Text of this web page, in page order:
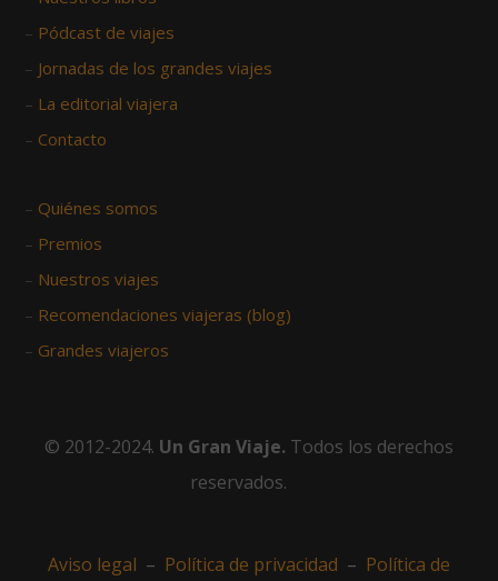
– Pódcast de viajes
– Jornadas de los grandes viajes
– La editorial viajera
– Contacto
– Quiénes somos
– Premios
– Nuestros viajes
– Recomendaciones viajeras (blog)
– Grandes viajeros
© 2012-2024. Un Gran Viaje. Todos los derechos
reservados.
Aviso legal – Política de privacidad – Política de